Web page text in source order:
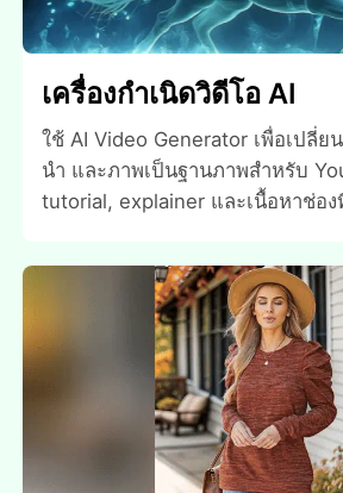
เครื่องกําเนิดวิดีโอ AI
ใช้ AI Video Generator เพื่อเปลี่ย
นํา และภาพเป็นฐานภาพสําหรับ
tutorial, explainer และเนื้อหาช่อ